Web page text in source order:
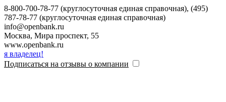
8-800-700-78-77 (круглосуточная единая справочная), (495)
787-78-77 (круглосуточная единая справочная)
info@openbank.ru
Москва, Мира проспект, 55
www.openbank.ru
я владелец!
Подписаться на отзывы о компании